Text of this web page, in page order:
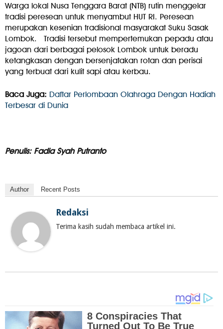
Warga lokal Nusa Tenggara Barat (NTB) rutin menggelar
tradisi peresean untuk menyambut HUT RI. Peresean
merupakan kesenian tradisional masyarakat Suku Sasak
Lombok. Tradisi tersebut mempertemukan pepadu atau
jagoan dari berbagai pelosok Lombok untuk beradu
ketangkasan dengan bersenjatakan rotan dan perisai
yang terbuat dari kulit sapi atau kerbau.
Baca Juga: Daftar Perlombaan Olahraga Dengan Hadiah
Terbesar di Dunia
Penulis: Fadia Syah Putranto
Author Recent Posts
Redaksi
Terima kasih sudah membaca artikel ini.